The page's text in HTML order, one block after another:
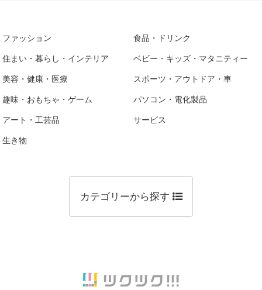
ファッション 食品・ドリンク
住まい・暮らし・インテリア ベビー・キッズ・マタニティー
美容・健康・医療 スポーツ・アウトドア・車
趣味・おもちゃ・ゲーム パソコン・電化製品
アート・工芸品 サービス
生き物
カテゴリーから探す